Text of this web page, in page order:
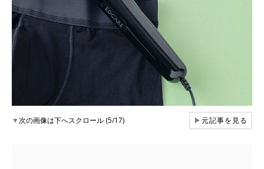
▼次の画像は下へスクロール (5/17) ▶元記事を見る